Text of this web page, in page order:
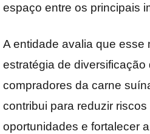
espaço entre os principais
A entidade avalia que esse
estratégia de diversificação
compradores da carne
contribui para reduzir
oportunidades e fortalecer